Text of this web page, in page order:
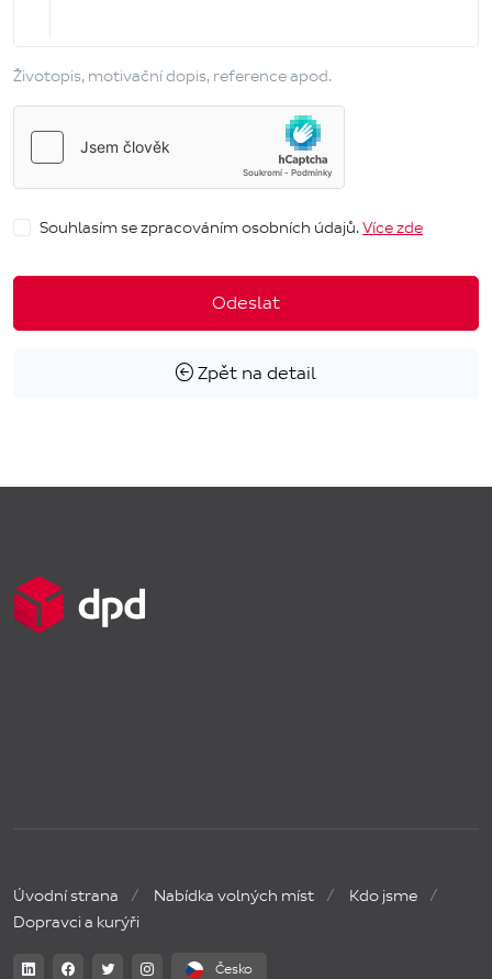
Životopis, motivační dopis, reference apod.
Souhlasím se zpracováním osobních údajů.Více zde
Odeslat
Zpět na detail
Úvodní strana Nabídka volných míst
Kdo jsme
Dopravci a kurýři
Česko